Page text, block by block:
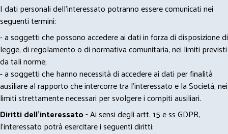
I dati personali dell’interessato potranno essere comunicati nei
seguenti termini:
- a soggetti che possono accedere ai dati in forza di disposizione di
legge, di regolamento o di normativa comunitaria, nei limiti previsti
da tali norme;
- a soggetti che hanno necessità di accedere ai dati per finalità
ausiliare al rapporto che intercorre tra l’interessato e la Società, nei
limiti strettamente necessari per svolgere i compiti ausiliari.
Diritti dell’interessato -Ai sensi degli artt. 15 e ss GDPR,
l’interessato potrà esercitare i seguenti diritti: